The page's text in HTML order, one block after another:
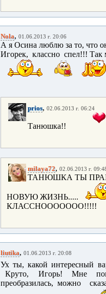
Nola, 01.06.2013 г. 20:06
А я Осина люблю за то, что
Игорек, классно спел!!! Так
prios, 02.06.2013 г. 06:24
Танюшка!!
milaya72, 02.06.2013 г.
ТАНЮШКА ТЫ
НОВУЮ ЖИЗНЬ.....
КЛАССНООООООО!!!!!
liutika, 01.06.2013 г. 20:08
Ух ты, какой интересный
Круто, Игорь! Мне
преобразилась, можно